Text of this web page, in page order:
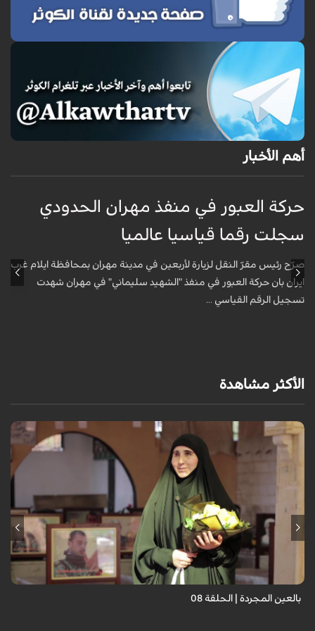
أهم الأخبار
حركة العبور في منفذ مهران الحدودي
سجلت رقما قياسيا عالميا
صرّح رئيس مقرّ النقل لزيارة لأربعين في مدينة مهران بمحافظة ايلام غرب
ايران بان حركة العبور في منفذ "الشهيد سليماني" في مهران شهدت
تسجيل الرقم القياسي ...
الأكثر مشاهدة
برنامج "بالعين المجردة" هو توثيق إنسانيٌّ شجاعٌ للحياة تحت وطأة الحرب،
حيث نستمع فيه إلى شهاداتٍ حيّةٍ لأشخاص عايشوا التفجيرات والدمار، فنرى
بعيونهم ت...
بالعين المجردة | الحلقة 08